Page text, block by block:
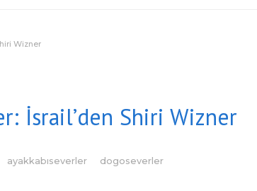
Wizner
İsrail’den Shiri Wizner
ayakkabıseverler dogoseverler